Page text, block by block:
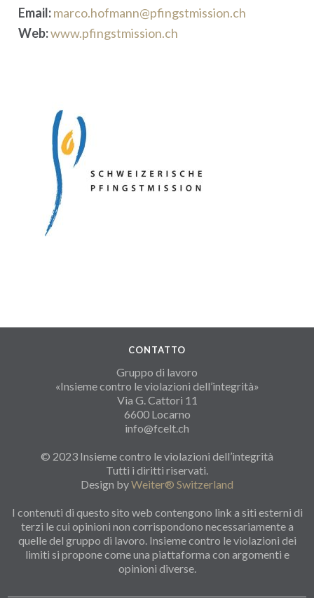
Email:marco.hofmann@pfingstmission.ch
Web:www.pfingstmission.ch
CONTATTO
Gruppo di lavoro
«Insieme contro le violazioni dell’integrità»
Via G. Cattori 11
6600 Locarno
info@fcelt.ch
© 2023 Insieme contro le violazioni dell’integrità
Tutti i diritti riservati.
Design byWeiter® Switzerland
I contenuti di questo sito web contengono link a siti esterni di
terzi le cui opinioni non corrispondono necessariamente a
quelle del gruppo di lavoro. Insieme contro le violazioni dei
limiti si propone come una piattaforma con argomenti e
opinioni diverse.